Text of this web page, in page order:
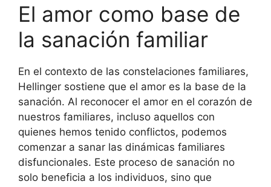
El amor como base de
la sanación familiar
En el contexto de las constelaciones familiares,
Hellinger sostiene que el amor es la base de la
sanación. Al reconocer el amor en el corazón de
nuestros familiares, incluso aquellos con
quienes hemos tenido conflictos, podemos
comenzar a sanar las dinámicas familiares
disfuncionales. Este proceso de sanación no
solo beneficia a los individuos, sino que